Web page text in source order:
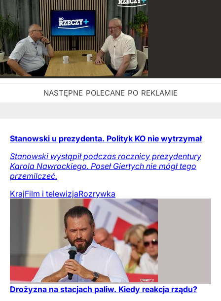
Stanowski u prezydenta. Polityk KO nie wytrzymał
Stanowski wystąpił podczas rocznicy prezydentury
Karola Nawrockiego. Poseł Giertych nie mógł tego
przemilczeć.
KrajFilm i telewizjaRozrywka
Drożyzna na stacjach paliw. Kiedy reakcja rządu?